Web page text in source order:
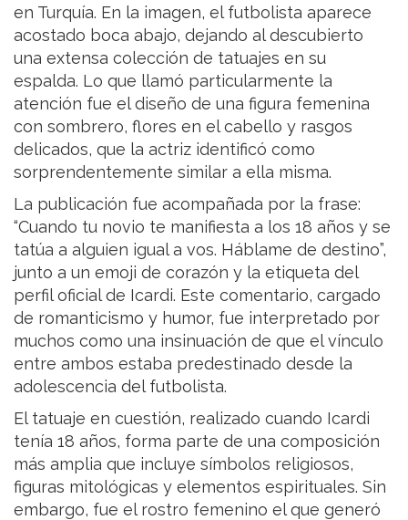
en Turquía. En la imagen, el futbolista aparece
acostado boca abajo, dejando al descubierto
una extensa colección de tatuajes en su
espalda. Lo que llamó particularmente la
atención fue el diseño de una figura femenina
con sombrero, flores en el cabello y rasgos
delicados, que la actriz identificó como
sorprendentemente similar a ella misma.
La publicación fue acompañada por la frase:
“Cuando tu novio te manifiesta a los 18 años y se
tatúa a alguien igual a vos. Háblame de destino”,
junto a un emoji de corazón y la etiqueta del
perfil oficial de Icardi. Este comentario, cargado
de romanticismo y humor, fue interpretado por
muchos como una insinuación de que el vínculo
entre ambos estaba predestinado desde la
adolescencia del futbolista.
El tatuaje en cuestión, realizado cuando Icardi
tenía 18 años, forma parte de una composición
más amplia que incluye símbolos religiosos,
figuras mitológicas y elementos espirituales. Sin
embargo, fue el rostro femenino el que generó